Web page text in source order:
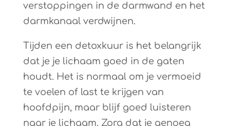
verstoppingen in de darmwand en het
darmkanaal verdwijnen.
Tijden een detoxkuur is het belangrijk
dat je je lichaam goed in de gaten
houdt. Het is normaal om je vermoeid
te voelen of last te krijgen van
hoofdpijn, maar blijf goed luisteren
naar je lichaam. Zorg dat je genoeg